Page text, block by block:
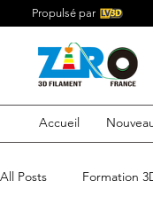
Propulsé par
Accueil
All Posts Formation